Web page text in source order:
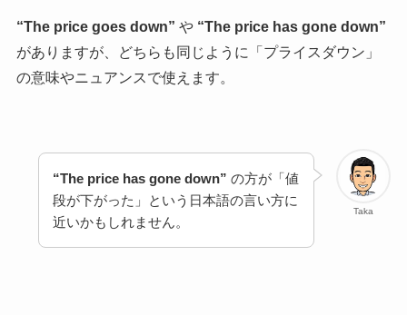
“The price goes down” や “The price has gone down”
がありますが、どちらも同じように
「プライスダウン」
の意味やニュアンスで使えます。
Taka
“The price has gone down” の方が「値
段が下がった」という日本語の言い方に
近いかもしれません。